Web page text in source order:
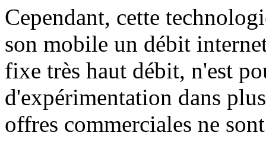
Cependant, cette
son mobile un débit
fixe très haut débit, n'est
d'expérimentation dans
offres commerciales ne